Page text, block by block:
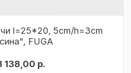
l=25*20, 5cm/h=3cm
FUGA
138,00 р.